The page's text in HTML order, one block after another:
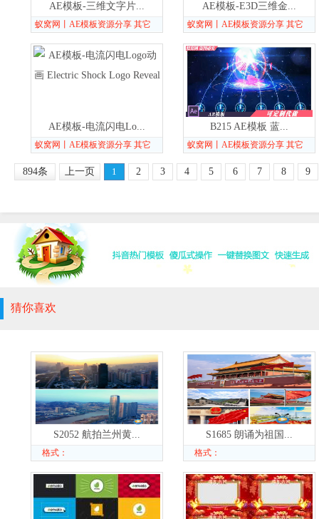
AE模板-三维文字片...
蚁窝网丨AE模板资源分享 其它
AE模板-E3D三维金...
蚁窝网丨AE模板资源分享 其它
AE模板-电流闪电Lo...
蚁窝网丨AE模板资源分享 其它
B215 AE模板 蓝...
蚁窝网丨AE模板资源分享 其它
894条 上一页 1 2 3 4 5 6 7 8 9
猜你喜欢
S2052 航拍兰州黄...
格式：
S1685 朗诵为祖国...
格式：